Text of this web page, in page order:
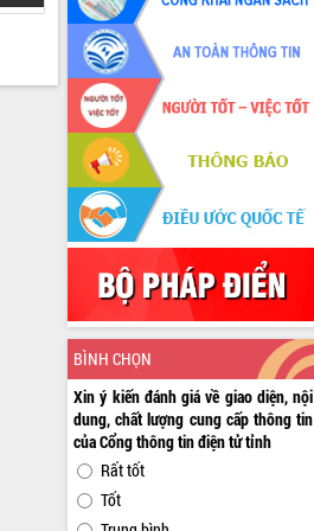
BÌNH CHỌN
Xin ý kiến đánh giá về giao diện, nội
dung, chất lượng cung cấp thông tin
của Cổng thông tin điện tử tỉnh
Rất tốt
Tốt